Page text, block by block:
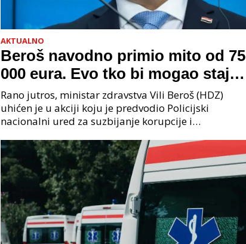
AKTUALNO
Beroš navodno primio mito od 75
000 eura. Evo tko bi mogao stajati
na čelu zločinačkog udruženja
Rano jutros, ministar zdravstva Vili Beroš (HDZ)
uhićen je u akciji koju je predvodio Policijski
nacionalni ured za suzbijanje korupcije i
priopćenju USKOK